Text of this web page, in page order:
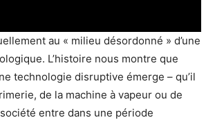
au « milieu désordonné » d’une
L’histoire nous montre que
technologie disruptive émerge – qu’il
de la machine à vapeur ou de
société entre dans une période